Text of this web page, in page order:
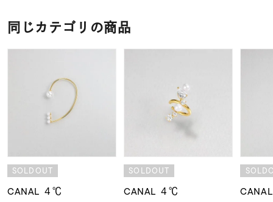
同じカテゴリの商品
SOLDOUT
CANAL ４℃
SOLDOUT
CANAL ４℃